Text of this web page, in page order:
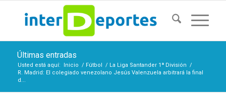
Últimas entradas
Usted está aquí: Inicio / Fútbol / La Liga Santander 1ª División /
R. Madrid: El colegiado venezolano Jesús Valenzuela arbitrará la final
d...